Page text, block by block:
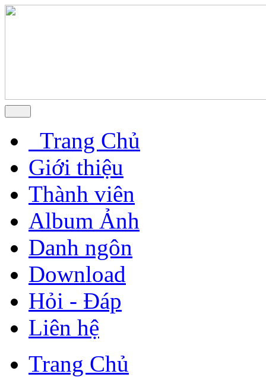
Trang Chủ
Giới thiệu
Thành viên
Album Ảnh
Danh ngôn
Download
Hỏi - Đáp
Liên hệ
Trang Chủ